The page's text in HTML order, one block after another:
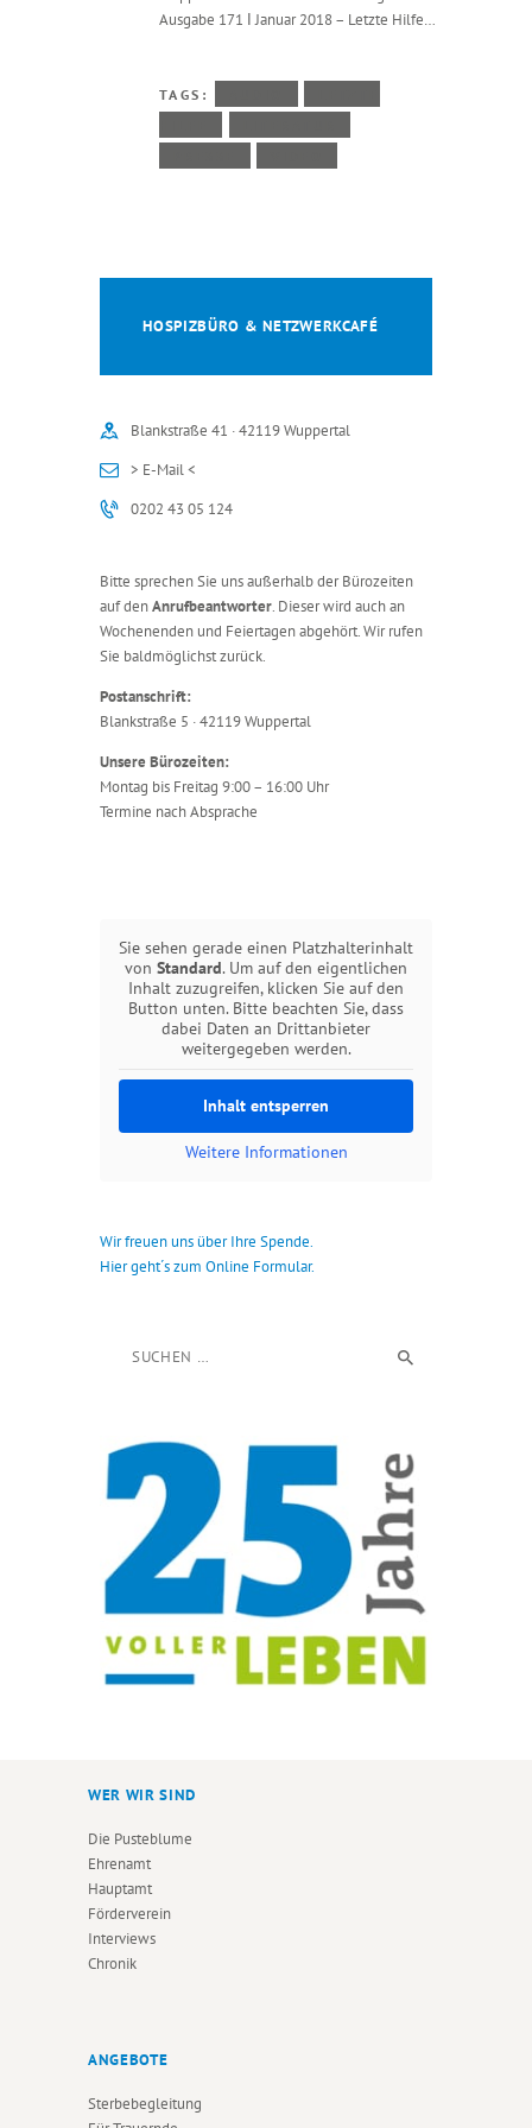
Ausgabe 171 Ι Januar 2018 – Letzte Hilfe…
TAGS:
HOSPIZBÜRO & NETZWERKCAFÉ
Blankstraße 41 · 42119 Wuppertal
> E-Mail <
0202 43 05 124
Bitte sprechen Sie uns außerhalb der Bürozeiten
auf denAnrufbeantworter. Dieser wird auch an
Wochenenden und Feiertagen abgehört. Wir rufen
Sie baldmöglichst zurück.
Postanschrift:
Blankstraße 5 · 42119 Wuppertal
Unsere Bürozeiten:
Montag bis Freitag 9:00 – 16:00 Uhr
Termine nach Absprache
Sie sehen gerade einen Platzhalterinhalt
von Standard. Um auf den eigentlichen
Inhalt zuzugreifen, klicken Sie auf den
Button unten. Bitte beachten Sie, dass
dabei Daten an Drittanbieter
weitergegeben werden.
Inhalt entsperren
Weitere Informationen
Wir freuen uns über Ihre Spende.
Hier geht´s zum Online Formular.
WER WIR SIND
Die Pusteblume
Ehrenamt
Hauptamt
Förderverein
Interviews
Chronik
ANGEBOTE
Sterbebegleitung